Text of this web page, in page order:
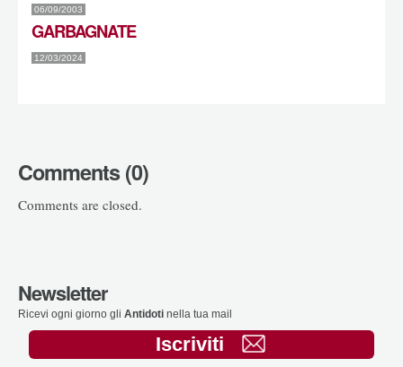
06/09/2003
GARBAGNATE
12/03/2024
Comments (0)
Comments are closed.
Newsletter
Ricevi ogni giorno gli Antidoti nella tua mail
Iscriviti